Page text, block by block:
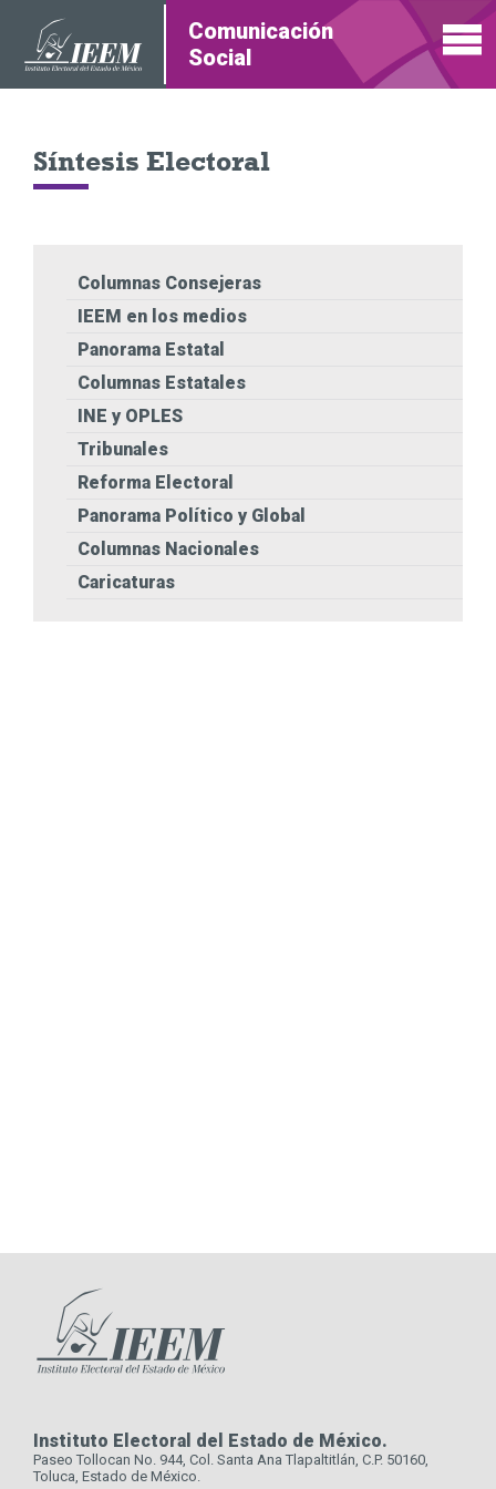
Comunicación
Social
Síntesis Electoral
Columnas Consejeras
IEEM en los medios
Panorama Estatal
Columnas Estatales
INE y OPLES
Tribunales
Reforma Electoral
Panorama Político y Global
Columnas Nacionales
Caricaturas
Instituto Electoral del Estado de México.
Paseo Tollocan No. 944, Col. Santa Ana Tlapaltitlán, C.P. 50160,
Toluca, Estado de México.